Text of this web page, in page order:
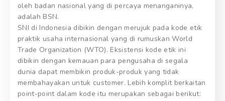
oleh badan nasional yang di percaya menanganinya,
adalah BSN.
SNI di Indonesia dibikin dengan merujuk pada kode etik
praktik usaha internasional yang di rumuskan World
Trade Organization (WTO). Eksistensi kode etik ini
dibikin dengan kemauan para pengusaha di segala
dunia dapat membikin produk-produk yang tidak
membahayakan untuk customer. Lebih komplit berkaitan
point-point dalam kode itu merupakan sebagai berikut: